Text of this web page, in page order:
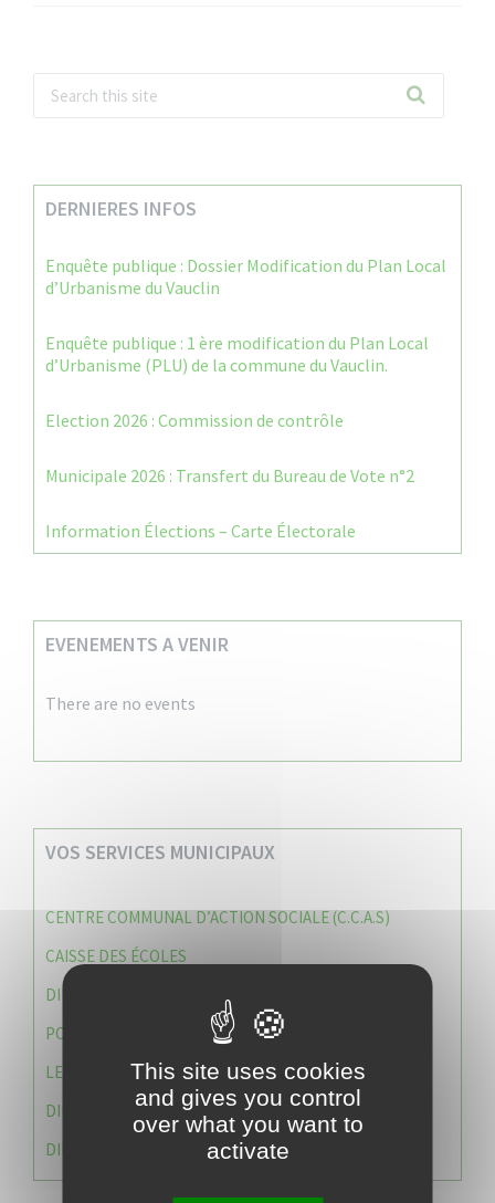
DERNIERES INFOS
Enquête publique : Dossier Modification du Plan Local
d’Urbanisme du Vauclin
Enquête publique : 1 ère modification du Plan Local
d’Urbanisme (PLU) de la commune du Vauclin.
Election 2026 : Commission de contrôle
Municipale 2026 : Transfert du Bureau de Vote n°2
Information Élections – Carte Électorale
EVENEMENTS A VENIR
There are no events
VOS SERVICES MUNICIPAUX
CENTRE COMMUNAL D’ACTION SOCIALE (C.C.A.S)
CAISSE DES ÉCOLES
DIRECTION DES SERVICES TECHNIQUES
POLICE MUNICIPALE
LE CABINET DU MAIRE
DIRECTION DES RESSOURCES ET MOYENS
DIRECTION DU DEVELLOPPEMENT URBAIN DURABL
This site uses cookies
and gives you control
over what you want to
activate